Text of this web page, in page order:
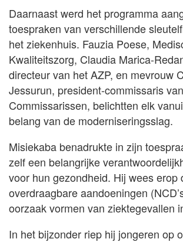
Daarnaast werd het programma
toespraken van verschillende
het ziekenhuis. Fauzia Poese,
Kwaliteitszorg, Claudia Marica-
directeur van het AZP, en mevrouw
Jessurun, president-commissaris
Commissarissen, belichtten elk
belang van de moderniseringsslag.
Misiekaba benadrukte in zijn
zelf een belangrijke
voor hun gezondheid. Hij wees erop
overdraagbare aandoeningen
oorzaak vormen van ziektegevallen
In het bijzonder riep hij jongeren op